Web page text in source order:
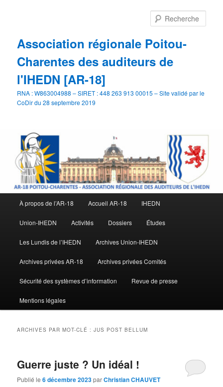
Association régionale Poitou-
Charentes des auditeurs de
l'IHEDN [AR-18]
RNA : W863004988 – SIRET : 448 263 913 00015 – Site validé par le
CoDir du 28 septembre 2019
principal
À propos de l’AR-18 Accueil AR-18 IHEDN
Union-IHEDN Activités Dossiers Études
Les Lundis de l’IHEDN Archives Union-IHEDN
Archives privées AR-18 Archives privées Comités
Sécurité des systèmes d’information Revue de presse
Mentions légales
ARCHIVES PAR MOT-CLÉ :JUS POST BELLUM
Guerre juste ? Un idéal !
Publié le6 décembre 2023parChristian CHAUVET